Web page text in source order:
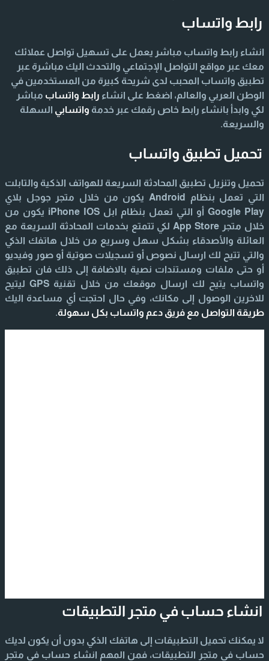
رابط واتساب
انشاء رابط واتساب مباشر يعمل على تسهيل تواصل عملائك
معك عبر مواقع التواصل الإجتماعي والتحدث اليك مباشرة عبر
تطبيق واتساب المحبب لدى شريحة كبيرة من المستخدمين في
الوطن العربي والعالم، اضغط على انشاء رابط واتساب مباشر
لكي وابدأ بانشاء رابط خاص رقمك عبر خدمة واتسابي السهلة
والسريعة.
تحميل تطبيق واتساب
تحميل وتنزيل تطبيق المحادثة السريعة للهواتف الذكية والتابلت
التي تعمل بنظام Android يكون من خلال متجر جوجل بلاي
Google Play أو التي تعمل بنظام ابل iPhone IOS يكون من
خلال متجر App Store لكي تتمتع بخدمات المحادثة السريعة مع
العائلة والأصدقاء بشكل سهل وسريع من خلال هاتفك الذكي
والتي تتيح لك ارسال نصوص أو تسجيلات صوتية أو صور وفيديو
أو حتى ملفات ومستندات نصية بالاضافة إلى ذلك فان تطبيق
واتساب يتيح لك ارسال موقعك من خلال تقنية GPS ليتيح
للاخرين الوصول إلى مكانك، وفي حال احتجت أي مساعدة اليك
طريقة التواصل مع فريق دعم واتساب بكل سهولة.
انشاء حساب في متجر التطبيقات
لا يمكنك تحميل التطبيقات إلى هاتفك الذكي بدون أن يكون لديك
حساب في متجر التطبيقات، فمن المهم انشاء حساب في متجر